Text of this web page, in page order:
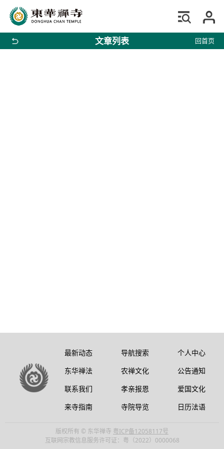
文章列表 回首页
最新动态 导航搜索
个人中心
东华禅法
农禅文化
公告通知
联系我们
孝亲报恩
爱国文化
来寺指南
寺院导览 日历法语
版权所有 © 东华禅寺 粤ICP备12058117号
互联网宗教信息服务许可证：粤（2022）0000068